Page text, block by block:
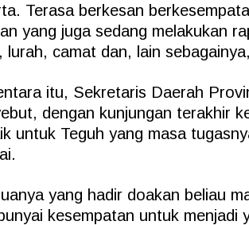
Terasa berkesan
yang juga sedang melakukan
lurah, camat dan, lain
itu, Sekretaris Daerah
dengan kunjungan terakhir
untuk Teguh yang masa
yang hadir doakan beliau
kesempatan untuk menjadi